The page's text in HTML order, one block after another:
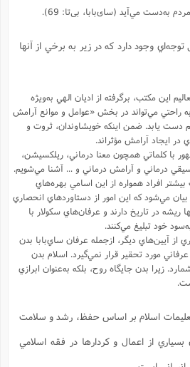
به‌دست مي‌آيد (سای‌بابا، بی‌تا: 69).
وجود دارد که در زير به برخي از آنها
اين مکتب، برگرفته از اديان الهي به‌ویژه
راحتي مي‌تواند در بخش «عوامل و موانع آرامش
دست يابد. ضمن اينکه خويشاوندان، ثروت و
ايجاد آرامش مؤثراند.
با کلماتي همچون معنا درماني، ريلکسيشن،
درماني و آرامش درماني و ... آشنا مي‌شويم.
افراد همواره از اين اسامي بهره‌هاي
مي‌شود که اين امور از دستاوردهاي انحصاري
در تاريخ دارند و عرفان‌هاي سکولار با
خود تبليغ مي‌کنند.
از آيين‌هاي ديگر، ازجمله عرفان ساي‌بابا بدن
مورد تحقير قرار نمي‌گيرد. اسلام بدن
زيرا بدن جايگاه روح، بلکه به‌عنوان ابرازي
اسلام بر اساس حفظ، رشد و سلامت
از اعمال و كردارها در فقه اسلامي